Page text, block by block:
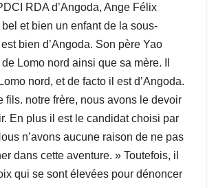
RDA d’Angoda, Ange Félix
bel et bien un enfant de la sous-
bien d’Angoda. Son père Yao
de Lomo nord ainsi que sa mère. Il
nord, et de facto il est d’Angoda.
fils. notre frère, nous avons le devoir
En plus il est le candidat choisi par
n’avons aucune raison de ne pas
dans cette aventure. » Toutefois, il
qui se sont élevées pour dénoncer